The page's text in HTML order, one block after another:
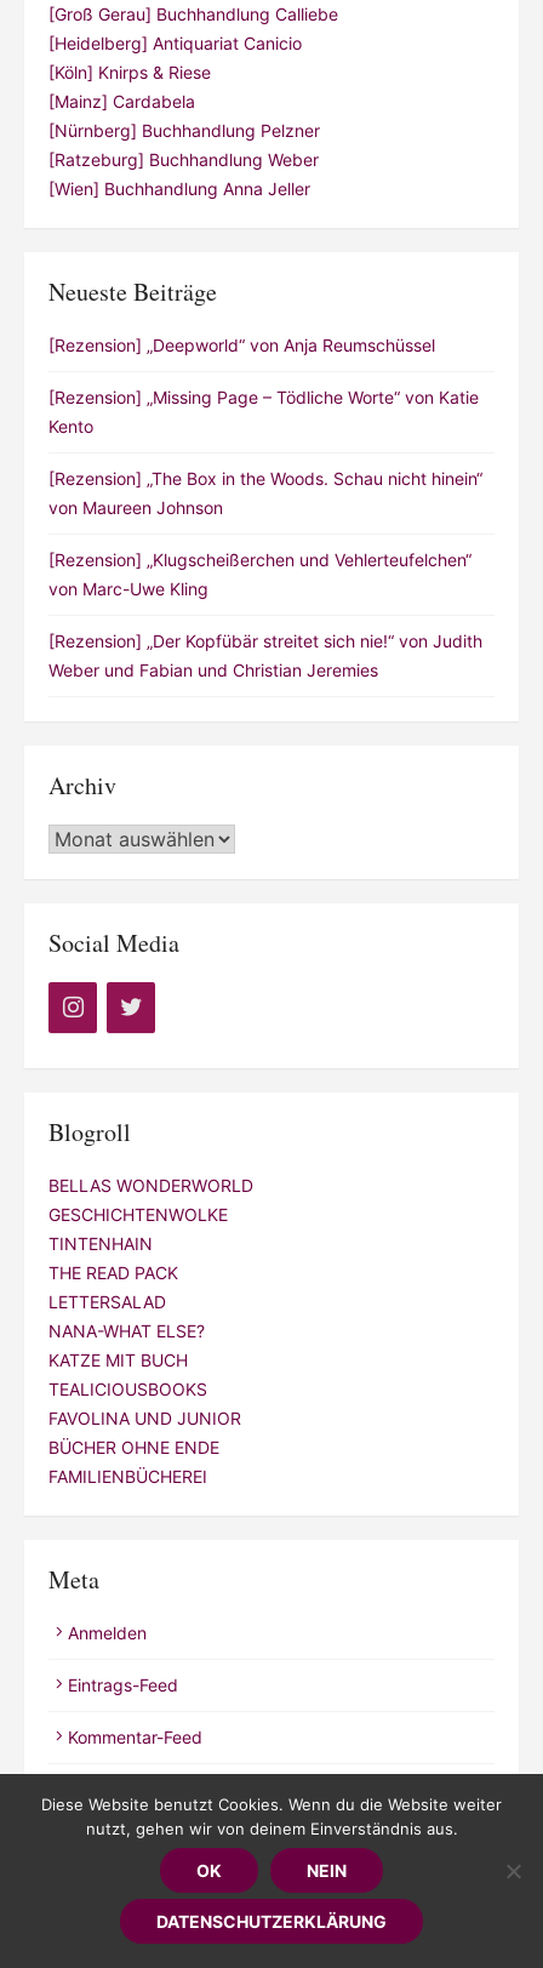
[Groß Gerau] Buchhandlung Calliebe
[Heidelberg] Antiquariat Canicio
[Köln] Knirps & Riese
[Mainz] Cardabela
[Nürnberg] Buchhandlung Pelzner
[Ratzeburg] Buchhandlung Weber
[Wien] Buchhandlung Anna Jeller
Neueste Beiträge
[Rezension] „Deepworld“ von Anja Reumschüssel
[Rezension] „Missing Page – Tödliche Worte“ von Katie
Kento
[Rezension] „The Box in the Woods. Schau nicht hinein“
von Maureen Johnson
[Rezension] „Klugscheißerchen und Vehlerteufelchen“
von Marc-Uwe Kling
[Rezension] „Der Kopfübär streitet sich nie!“ von Judith
Weber und Fabian und Christian Jeremies
Archiv
Archiv
Social Media
Blogroll
BELLAS WONDERWORLD
GESCHICHTENWOLKE
TINTENHAIN
THE READ PACK
LETTERSALAD
NANA-WHAT ELSE?
KATZE MIT BUCH
TEALICIOUSBOOKS
FAVOLINA UND JUNIOR
BÜCHER OHNE ENDE
FAMILIENBÜCHEREI
Meta
Anmelden
Eintrags-Feed
Kommentar-Feed
© 2026 Kathrineverdeen
Diese Website benutzt Cookies. Wenn du die Website weiter
nutzt, gehen wir von deinem Einverständnis aus.
OK NEIN
DATENSCHUTZERKLÄRUNG